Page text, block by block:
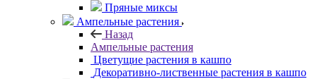
Пряные миксы
Ампельные растения
Назад
Ампельные растения
Цветущие растения в кашпо
Декоративно-лиственные растения в кашпо